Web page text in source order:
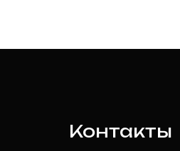
Контакты